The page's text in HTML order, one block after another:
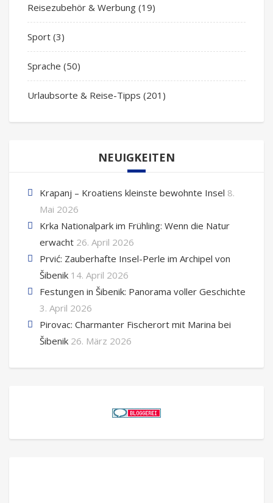
Reisezubehör & Werbung (19)
Sport (3)
Sprache (50)
Urlaubsorte & Reise-Tipps (201)
NEUIGKEITEN
Krapanj – Kroatiens kleinste bewohnte Insel 8.
Mai 2026
Krka Nationalpark im Frühling: Wenn die Natur
erwacht 26. April 2026
Prvić: Zauberhafte Insel-Perle im Archipel von
Šibenik 14. April 2026
Festungen in Šibenik: Panorama voller Geschichte
3. April 2026
Pirovac: Charmanter Fischerort mit Marina bei
Šibenik 26. März 2026